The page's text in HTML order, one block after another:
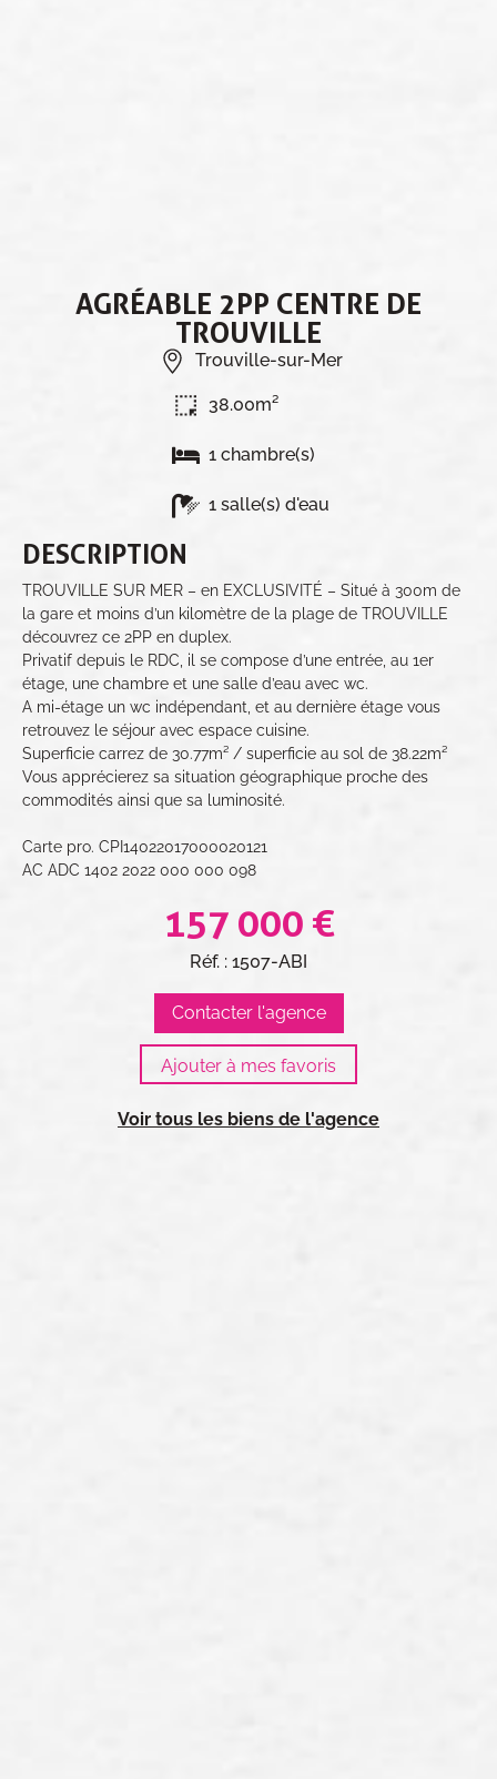
AGRÉABLE 2PP CENTRE DE
TROUVILLE
Trouville-sur-Mer
38.00m²
1 chambre(s)
1 salle(s) d'eau
DESCRIPTION
TROUVILLE SUR MER – en EXCLUSIVITÉ – Situé à 300m de
la gare et moins d’un kilomètre de la plage de TROUVILLE
découvrez ce 2PP en duplex.
Privatif depuis le RDC, il se compose d’une entrée, au 1er
étage, une chambre et une salle d’eau avec wc.
A mi-étage un wc indépendant, et au dernière étage vous
retrouvez le séjour avec espace cuisine.
Superficie carrez de 30.77m² / superficie au sol de 38.22m²
Vous apprécierez sa situation géographique proche des
commodités ainsi que sa luminosité.
Carte pro. CPI14022017000020121
AC ADC 1402 2022 000 000 098
157 000 €
Réf. : 1507-ABI
Contacter l'agence
Voir tous les biens de l'agence